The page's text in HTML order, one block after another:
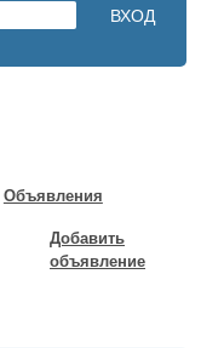
Объявления
Добавить
объявление